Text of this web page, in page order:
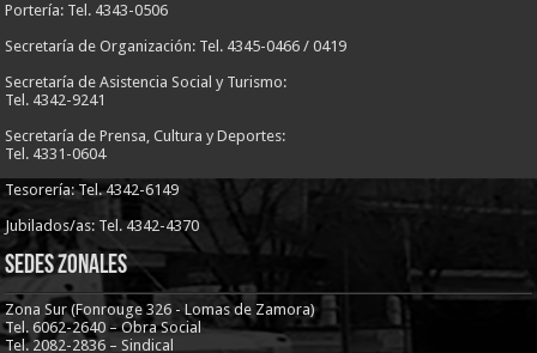
Portería: Tel. 4343-0506
Secretaría de Organización: Tel. 4345-0466 / 0419
Secretaría de Asistencia Social y Turismo:
Tel. 4342-9241
Secretaría de Prensa, Cultura y Deportes:
Tel. 4331-0604
Tesorería: Tel. 4342-6149
Jubilados/as: Tel. 4342-4370
Sedes Zonales
Zona Sur (Fonrouge 326 - Lomas de Zamora)
Tel. 6062-2640 – Obra Social
Tel. 2082-2836 – Sindical